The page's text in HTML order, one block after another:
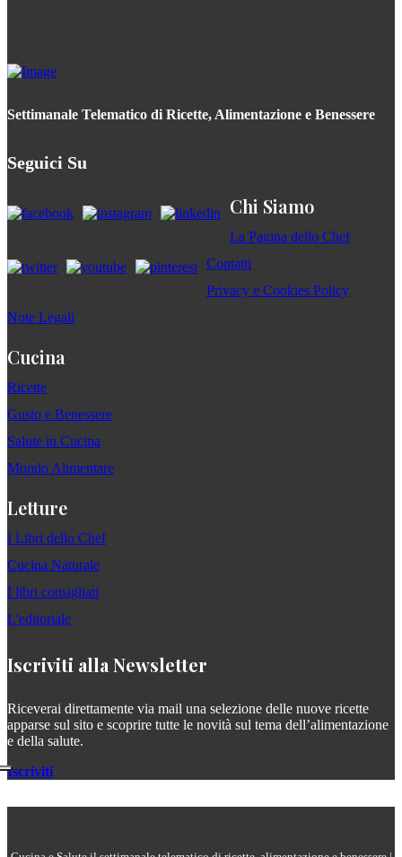
Settimanale Telematico di Ricette, Alimentazione e Benessere
Seguici Su
Chi Siamo
La Pagina dello Chef
Contatti
Privacy e Cookies Policy
Note Legali
Cucina
Ricette
Gusto e Benessere
Salute in Cucina
Mondo Alimentare
Letture
I Libri dello Chef
Cucina Naturale
I libri consigliati
L'editoriale
Iscriviti alla Newsletter
Riceverai direttamente via mail una selezione delle nuove ricette
apparse sul sito e scoprire tutte le novità sul tema dell’alimentazione
e della salute.
Iscriviti